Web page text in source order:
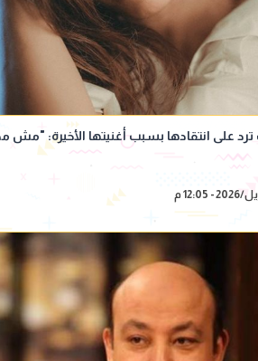
على انتقادها بسبب أغنيتها الأخيرة: "مش